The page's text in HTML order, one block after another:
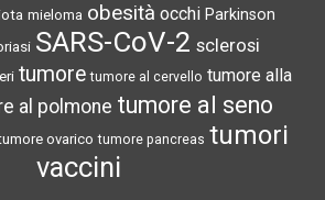
mieloma obesità occhi Parkinson
SARS-CoV-2 sclerosi
tumore tumore al cervello tumore alla
al polmone tumore al seno
ovarico tumore pancreas tumori
vaccini